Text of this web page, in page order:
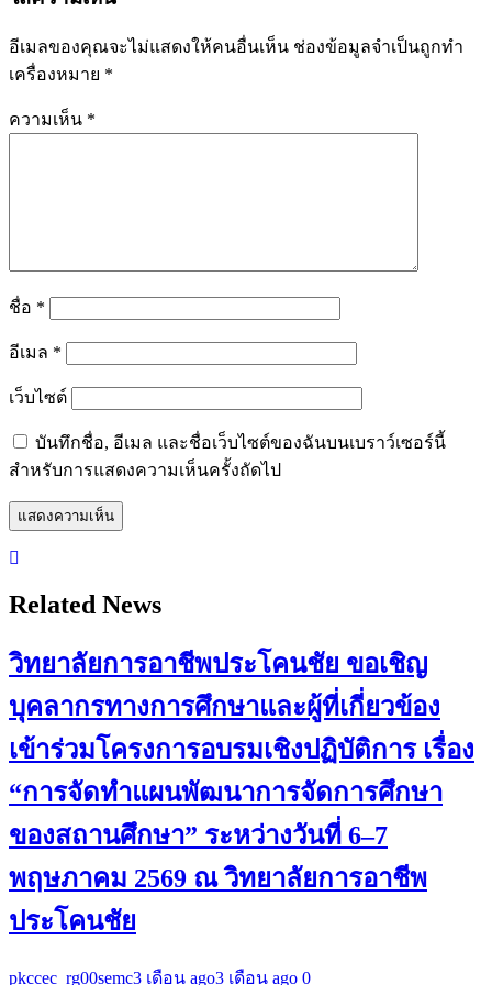
อีเมลของคุณจะไม่แสดงให้คนอื่นเห็น ช่องข้อมูลจำเป็นถูกทำ
เครื่องหมาย *
ความเห็น *
ชื่อ *
อีเมล *
เว็บไซต์
บันทึกชื่อ, อีเมล และชื่อเว็บไซต์ของฉันบนเบราว์เซอร์นี้
สำหรับการแสดงความเห็นครั้งถัดไป
Related News
วิทยาลัยการอาชีพประโคนชัย ขอเชิญ
บุคลากรทางการศึกษาและผู้ที่เกี่ยวข้อง
เข้าร่วมโครงการอบรมเชิงปฏิบัติการ เรื่อง
“การจัดทำแผนพัฒนาการจัดการศึกษา
ของสถานศึกษา” ระหว่างวันที่ 6–7
พฤษภาคม 2569 ณ วิทยาลัยการอาชีพ
ประโคนชัย
pkccec_rg00semc3 เดือน ago3 เดือน ago 0